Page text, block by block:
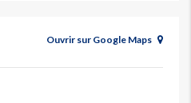
Ouvrir sur Google Maps